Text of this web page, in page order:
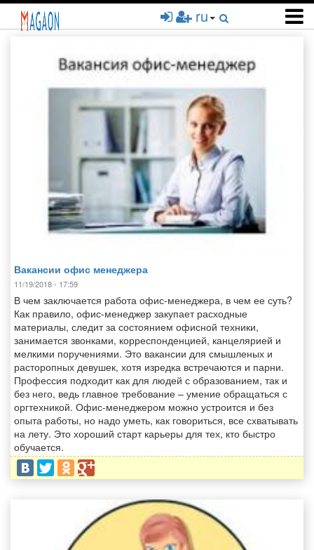
Перейти
основному
ru
Вакансии офис менеджера
11/19/2018 - 17:59
В чем заключается работа офис-менеджера, в чем ее суть?
Как правило, офис-менеджер закупает расходные
материалы, следит за состоянием офисной техники,
занимается звонками, корреспонденцией, канцелярией и
мелкими поручениями. Это вакансии для смышленых и
расторопных девушек, хотя изредка встречаются и парни.
Профессия подходит как для людей с образованием, так и
без него, ведь главное требование – умение обращаться с
оргтехникой. Офис-менеджером можно устроится и без
опыта работы, но надо уметь, как говориться, все схватывать
на лету. Это хороший старт карьеры для тех, кто быстро
обучается.